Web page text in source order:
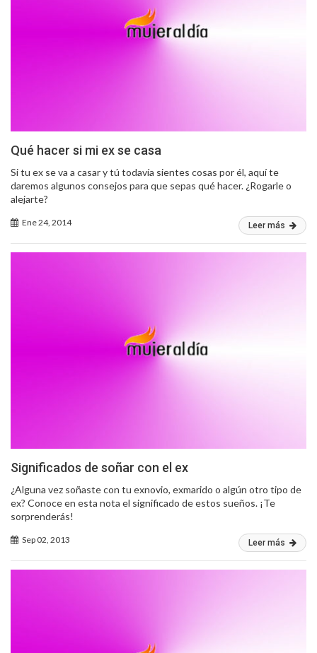
Qué hacer si mi ex se casa
Si tu ex se va a casar y tú todavía sientes cosas por él, aquí te
daremos algunos consejos para que sepas qué hacer. ¿Rogarle o
alejarte?
Ene 24, 2014 Leer más
Significados de soñar con el ex
¿Alguna vez soñaste con tu exnovio, exmarido o algún otro tipo de
ex? Conoce en esta nota el significado de estos sueños. ¡Te
sorprenderás!
Sep 02, 2013 Leer más